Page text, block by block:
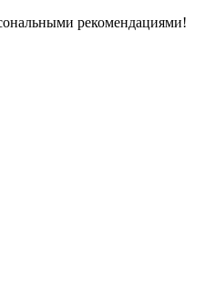
рекомендациями!